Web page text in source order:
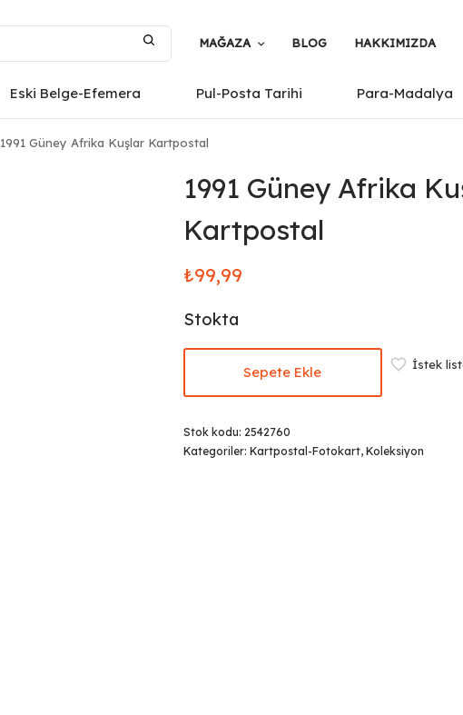
MAĞAZA BLOG HAKKIMIZDA
Eski Belge-Efemera Pul-Posta Tarihi Para-Madalya
1991 Güney Afrika Kuşlar Kartpostal
1991 Güney Afrika
Kartpostal
₺99,99
Stokta
Sepete Ekle İstek
Stok kodu: 2542760
Kategoriler: Kartpostal-Fotokart, Koleksiyon